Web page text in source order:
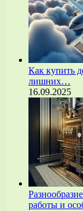
Как купить
лишних…
16.09.2025
работы и